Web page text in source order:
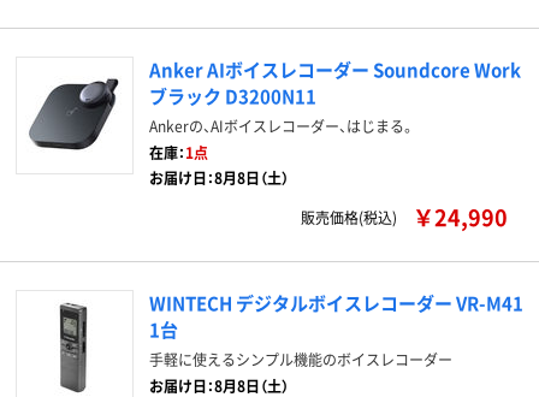
Anker AIボイスレコーダー Soundcore Work
ブラック D3200N11
Ankerの、AIボイスレコーダー、はじまる。
在庫：1点
お届け日：8月8日（土）
販売価格(税込)
￥24,990
WINTECH デジタルボイスレコーダー VR-M41
1台
手軽に使えるシンプル機能のボイスレコーダー
お届け日：8月8日（土）